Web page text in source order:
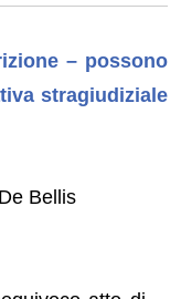
– possono
stragiudiziale
Bellis